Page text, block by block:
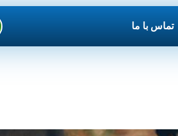
تماس با ما